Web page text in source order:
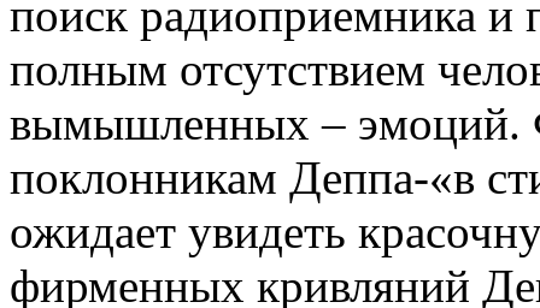
поиск радиоприемника и
полным отсутствием
вымышленных – эмоций.
поклонникам Деппа-«в
ожидает увидеть
фирменных кривляний